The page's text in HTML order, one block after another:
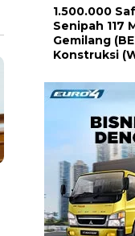
1.500.000
Senipah 117
Gemilang
Konstruksi